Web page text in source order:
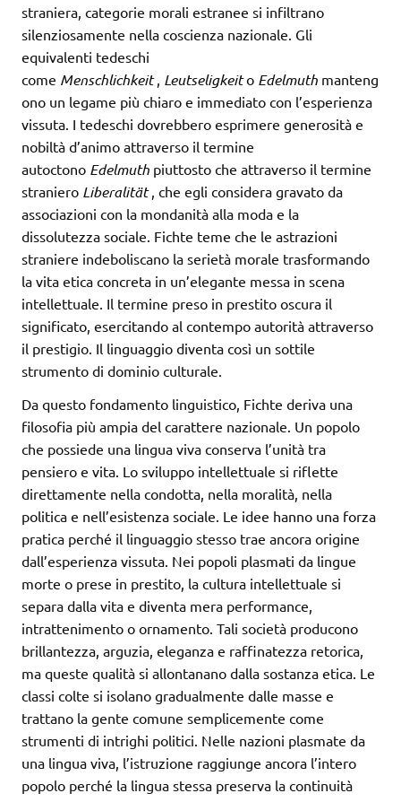
straniera, categorie morali estranee si infiltrano
silenziosamente nella coscienza nazionale. Gli
equivalenti tedeschi
come Menschlichkeit, Leutseligkeito Edelmuth manteng
ono un legame più chiaro e immediato con l’esperienza
vissuta. I tedeschi dovrebbero esprimere generosità e
nobiltà d’animo attraverso il termine
autoctono Edelmuth piuttosto che attraverso il termine
straniero Liberalität, che egli considera gravato da
associazioni con la mondanità alla moda e la
dissolutezza sociale. Fichte teme che le astrazioni
straniere indeboliscano la serietà morale trasformando
la vita etica concreta in un’elegante messa in scena
intellettuale. Il termine preso in prestito oscura il
significato, esercitando al contempo autorità attraverso
il prestigio. Il linguaggio diventa così un sottile
strumento di dominio culturale.
Da questo fondamento linguistico, Fichte deriva una
filosofia più ampia del carattere nazionale. Un popolo
che possiede una lingua viva conserva l’unità tra
pensiero e vita. Lo sviluppo intellettuale si riflette
direttamente nella condotta, nella moralità, nella
politica e nell’esistenza sociale. Le idee hanno una forza
pratica perché il linguaggio stesso trae ancora origine
dall’esperienza vissuta. Nei popoli plasmati da lingue
morte o prese in prestito, la cultura intellettuale si
separa dalla vita e diventa mera performance,
intrattenimento o ornamento. Tali società producono
brillantezza, arguzia, eleganza e raffinatezza retorica,
ma queste qualità si allontanano dalla sostanza etica. Le
classi colte si isolano gradualmente dalle masse e
trattano la gente comune semplicemente come
strumenti di intrighi politici. Nelle nazioni plasmate da
una lingua viva, l’istruzione raggiunge ancora l’intero
popolo perché la lingua stessa preserva la continuità